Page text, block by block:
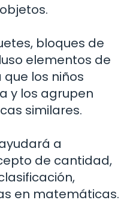
bloques de
elementos de
los niños
y los agrupen
similares.
a
de cantidad,
en matemáticas.